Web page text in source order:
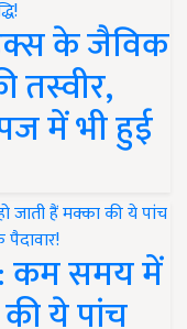
के जैविक
तस्वीर,
में भी हुई
कम समय में
ये पांच